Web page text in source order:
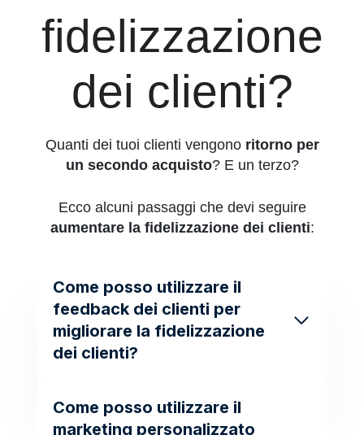
fidelizzazione
dei clienti?
Quanti dei tuoi clienti vengono ritorno per
un secondo acquisto? E un terzo?
Ecco alcuni passaggi che devi seguire
aumentare la fidelizzazione dei clienti:
Come posso utilizzare il
feedback dei clienti per
migliorare la fidelizzazione
dei clienti?
Come posso utilizzare il
marketing personalizzato